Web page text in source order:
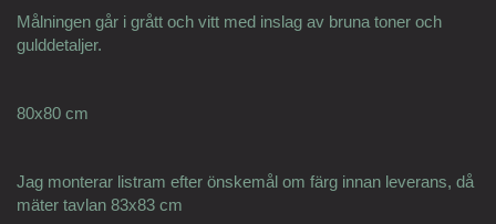
Målningen går i grått och vitt med inslag av bruna toner och
gulddetaljer.
80x80 cm
Jag monterar listram efter önskemål om färg innan leverans, då
mäter tavlan 83x83 cm